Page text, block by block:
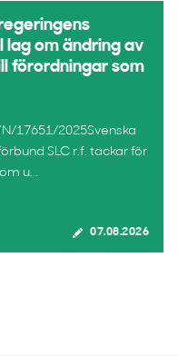
om ändring av
förordningar som
17651/2025Svenska
SLC r.f. tackar för
u...
07.08.2026